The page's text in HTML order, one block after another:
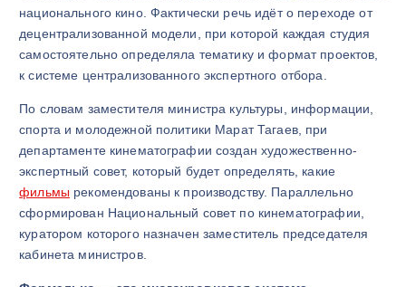
национального кино. Фактически речь идёт о переходе от
децентрализованной модели, при которой каждая студия
самостоятельно определяла тематику и формат проектов,
к системе централизованного экспертного отбора.
По словам заместителя министра культуры, информации,
спорта и молодежной политики Марат Тагаев, при
департаменте кинематографии создан художественно-
экспертный совет, который будет определять, какие
фильмырекомендованы к производству. Параллельно
сформирован Национальный совет по кинематографии,
куратором которого назначен заместитель председателя
кабинета министров.